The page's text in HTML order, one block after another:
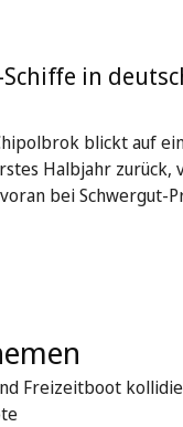
in
blickt auf
Halbjahr zurück,
bei Schwergut-
Freizeitboot